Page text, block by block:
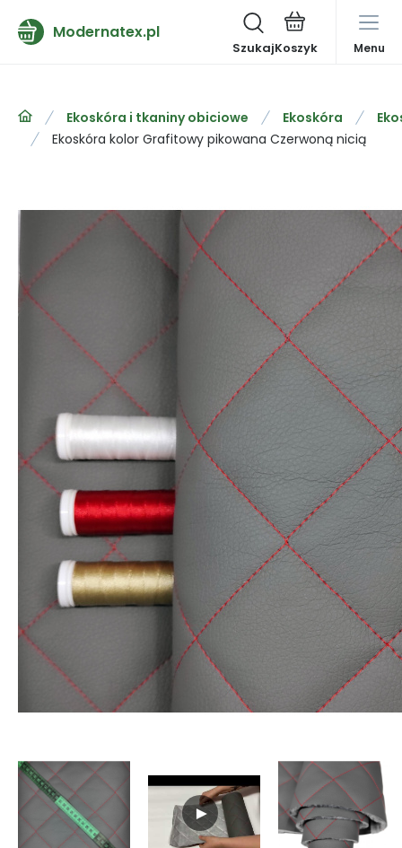
Modernatex.pl
Szukaj Menu
Ekoskóra i tkaniny obiciowe Ekoskóra
Ekoskóra kolor Grafitowy pikowana Czerwoną nicią